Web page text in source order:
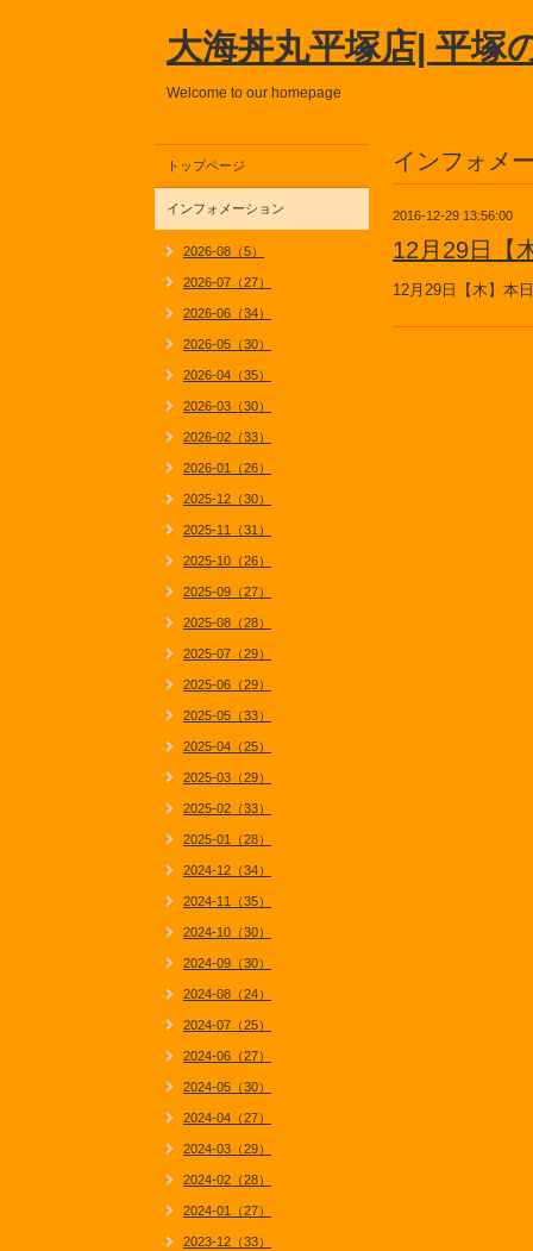
大海丼丸平塚店| 平塚
Welcome to our homepage
インフォメ
2016-12-29 13:56:00
12月29日【
12月29日【木】本
トップページ
インフォメーション
2026-08（5）
2026-07（27）
2026-06（34）
2026-05（30）
2026-04（35）
2026-03（30）
2026-02（33）
2026-01（26）
2025-12（30）
2025-11（31）
2025-10（26）
2025-09（27）
2025-08（28）
2025-07（29）
2025-06（29）
2025-05（33）
2025-04（25）
2025-03（29）
2025-02（33）
2025-01（28）
2024-12（34）
2024-11（35）
2024-10（30）
2024-09（30）
2024-08（24）
2024-07（25）
2024-06（27）
2024-05（30）
2024-04（27）
2024-03（29）
2024-02（28）
2024-01（27）
2023-12（33）